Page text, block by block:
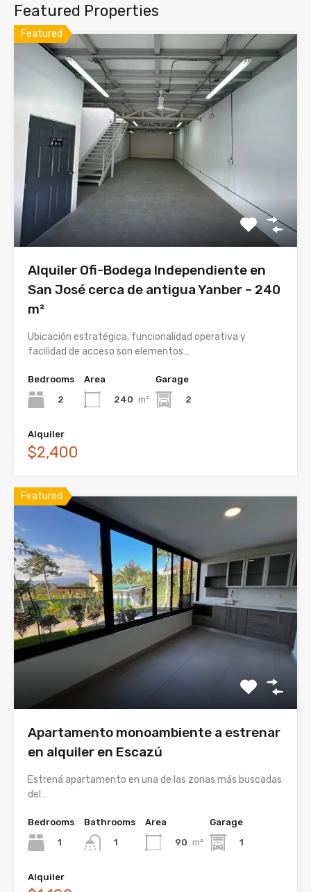
Featured Properties
Featured
Alquiler Ofi-Bodega Independiente en
San José cerca de antigua Yanber – 240
m²
Ubicación estratégica, funcionalidad operativa y
facilidad de acceso son elementos…
Bedrooms
2
Area
240 m²
Garage
2
Alquiler
$2,400
Featured
Apartamento monoambiente a estrenar
en alquiler en Escazú
Estrená apartamento en una de las zonas más buscadas
del…
Bedrooms
1
Bathrooms
1
Area
90 m²
Garage
1
Alquiler